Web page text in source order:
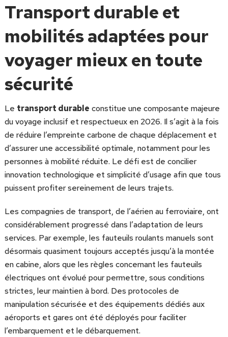
Transport durable et
mobilités adaptées pour
voyager mieux en toute
sécurité
Le transport durable constitue une composante majeure
du voyage inclusif et respectueux en 2026. Il s’agit à la fois
de réduire l’empreinte carbone de chaque déplacement et
d’assurer une accessibilité optimale, notamment pour les
personnes à mobilité réduite. Le défi est de concilier
innovation technologique et simplicité d’usage afin que tous
puissent profiter sereinement de leurs trajets.
Les compagnies de transport, de l’aérien au ferroviaire, ont
considérablement progressé dans l’adaptation de leurs
services. Par exemple, les fauteuils roulants manuels sont
désormais quasiment toujours acceptés jusqu’à la montée
en cabine, alors que les règles concernant les fauteuils
électriques ont évolué pour permettre, sous conditions
strictes, leur maintien à bord. Des protocoles de
manipulation sécurisée et des équipements dédiés aux
aéroports et gares ont été déployés pour faciliter
l’embarquement et le débarquement.